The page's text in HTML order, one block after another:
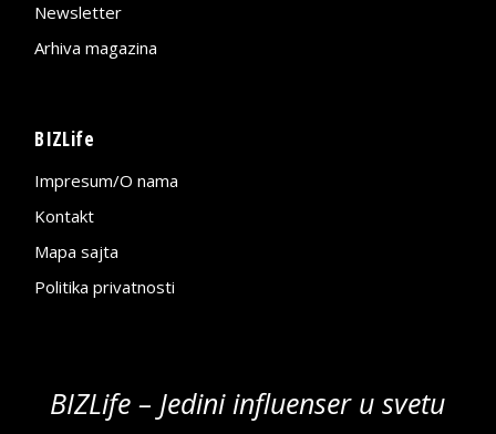
Newsletter
Arhiva magazina
BIZLife
Impresum/O nama
Kontakt
Mapa sajta
Politika privatnosti
BIZLife – Jedini influenser u svetu